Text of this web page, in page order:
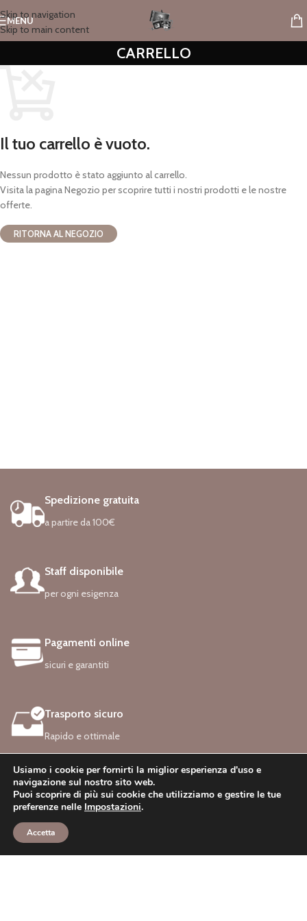
Skip to navigation
Skip to main content
MENU
CARRELLO
Il tuo carrello è vuoto.
Nessun prodotto è stato aggiunto al carrello.
Visita la pagina Negozio per scoprire tutti i nostri prodotti e le nostre
offerte.
RITORNA AL NEGOZIO
Spedizione gratuita
a partire da 100€
Staff disponibile
per ogni esigenza
Pagamenti online
sicuri e garantiti
Trasporto sicuro
Rapido e ottimale
LINK UTILI CATEGORIE
Lista dei desideri
CarelloMio Account
Usiamo i cookie per fornirti la miglior esperienza d'uso e
navigazione sul nostro sito web.
Puoi scoprire di più sui cookie che utilizziamo e gestire le tue
preferenze nelle Impostazioni.
Accetta